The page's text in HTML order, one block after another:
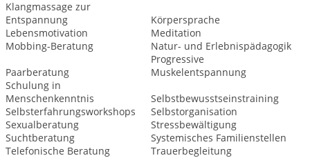
Klangmassage zur
Entspannung
Körpersprache
Lebensmotivation
Meditation
Mobbing-Beratung
Natur- und Erlebnispädagogik
Paarberatung
Progressive
Muskelentspannung
Schulung in
Menschenkenntnis
Selbstbewusstseinstraining
Selbsterfahrungsworkshops
Selbstorganisation
Sexualberatung
Stressbewältigung
Suchtberatung
Systemisches Familienstellen
Telefonische Beratung
Trauerbegleitung